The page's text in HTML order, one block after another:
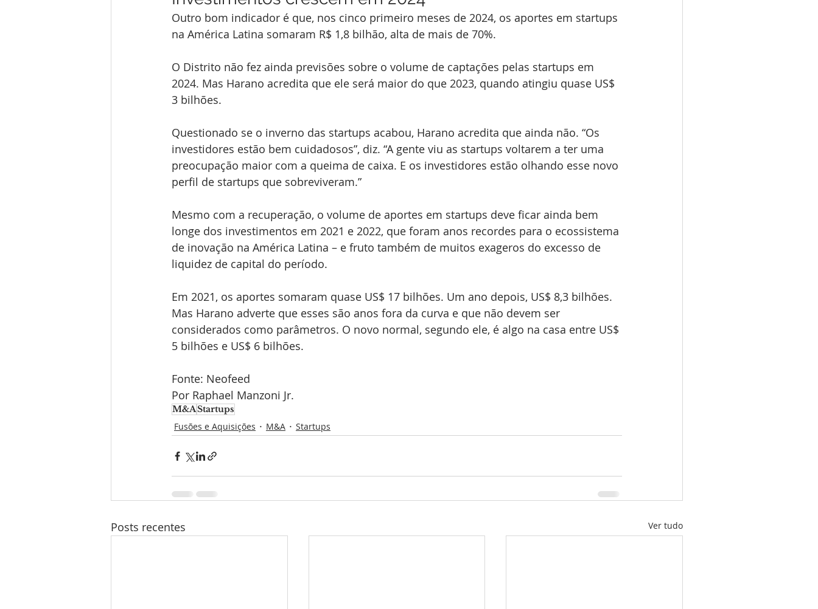
Outro bom indicador é que, nos cinco primeiro meses de 2024, os aportes em startups
na América Latina somaram R$ 1,8 bilhão, alta de mais de 70%.
O Distrito não fez ainda previsões sobre o volume de captações pelas startups em
2024. Mas Harano acredita que ele será maior do que 2023, quando atingiu quase US$
3 bilhões.
Questionado se o inverno das startups acabou, Harano acredita que ainda não. “Os
investidores estão bem cuidadosos”, diz. “A gente viu as startups voltarem a ter uma
preocupação maior com a queima de caixa. E os investidores estão olhando esse novo
perfil de startups que sobreviveram.”
Mesmo com a recuperação, o volume de aportes em startups deve ficar ainda bem
longe dos investimentos em 2021 e 2022, que foram anos recordes para o ecossistema
de inovação na América Latina – e fruto também de muitos exageros do excesso de
liquidez de capital do período.
Em 2021, os aportes somaram quase US$ 17 bilhões. Um ano depois, US$ 8,3 bilhões.
Mas Harano adverte que esses são anos fora da curva e que não devem ser
considerados como parâmetros. O novo normal, segundo ele, é algo na casa entre US$
5 bilhões e US$ 6 bilhões.
Fonte: Neofeed
Por Raphael Manzoni Jr.
M&AStartups
Fusões e Aquisições M&A Startups
Posts recentes Ver tudo